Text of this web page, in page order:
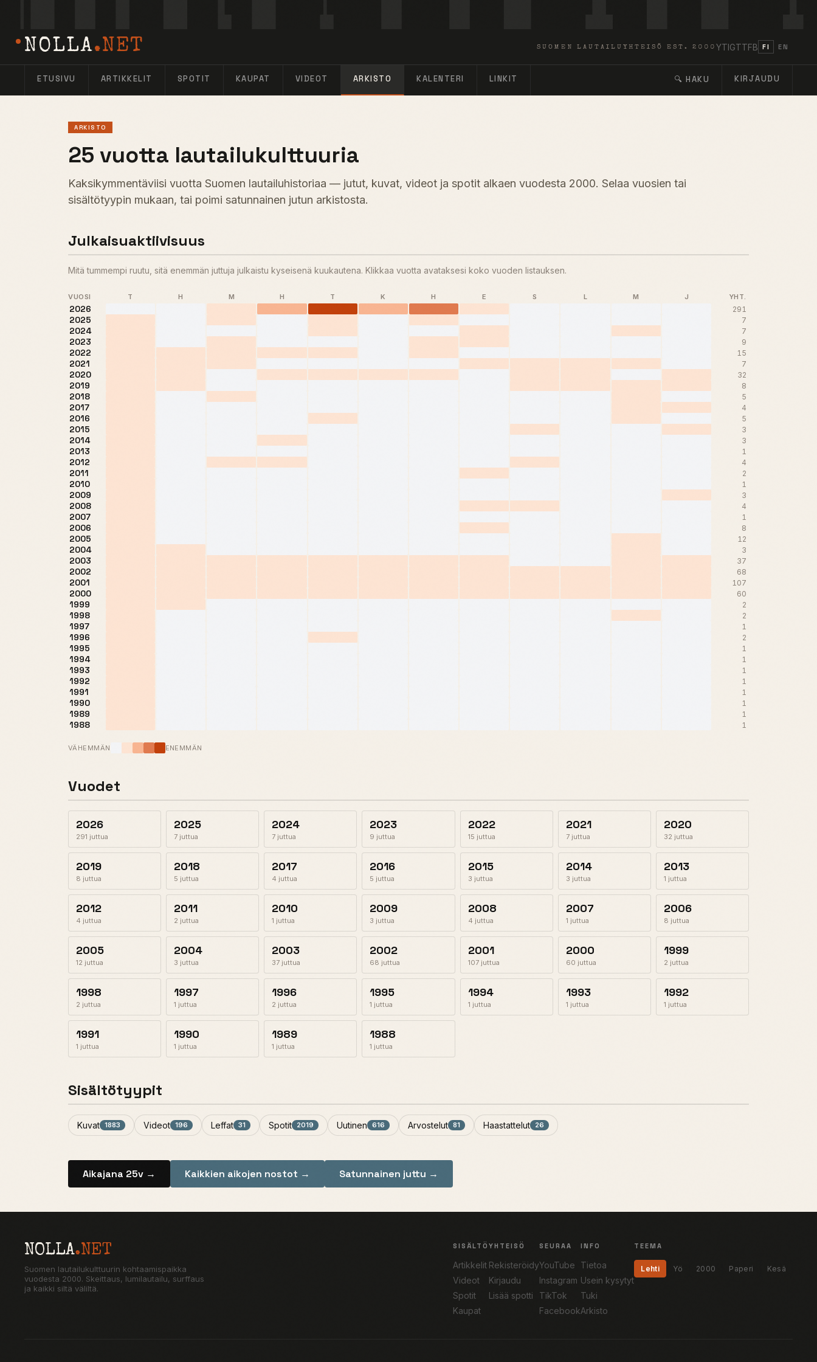
NOLLA.NET SUOMEN LAUTAILUYHTEISÖ EST. 2000 YTIGTTFB FI EN
ETUSIVU ARTIKKELIT SPOTIT KAUPAT VIDEOT ARKISTO KALENTERI LINKIT 🔍 HAKU KIRJAUDU
ARKISTO
25 vuotta lautailukulttuuria
Kaksikymmentäviisi vuotta Suomen lautailuhistoriaa — jutut, kuvat, videot ja spotit alkaen vuodesta 2000. Selaa vuosien tai
sisältötyypin mukaan, tai poimi satunnainen jutun arkistosta.
Julkaisuaktiivisuus
Mitä tummempi ruutu, sitä enemmän juttuja julkaistu kyseisenä kuukautena. Klikkaa vuotta avataksesi koko vuoden listauksen.
VUOSI T H M H T K H E S L M J YHT.
2026 291
2025 7
2024 7
2023 9
2022 15
2021 7
2020 32
2019 8
2018 5
2017 4
2016 5
2015 3
2014 3
2013 1
2012 4
2011 2
2010 1
2009 3
2008 4
2007 1
2006 8
2005 12
2004 3
2003 37
2002 68
2001 107
2000 60
1999 2
1998 2
1997 1
1996 2
1995 1
1994 1
1993 1
1992 1
1991 1
1990 1
1989 1
1988 1
VÄHEMMÄN ENEMMÄN
Vuodet
2026
291 juttua
2025
7 juttua
2024
7 juttua
2023
9 juttua
2022
15 juttua
2021
7 juttua
2020
32 juttua
2019
8 juttua
2018
5 juttua
2017
4 juttua
2016
5 juttua
2015
3 juttua
2014
3 juttua
2013
1 juttua
2012
4 juttua
2011
2 juttua
2010
1 juttua
2009
3 juttua
2008
4 juttua
2007
1 juttua
2006
8 juttua
2005
12 juttua
2004
3 juttua
2003
37 juttua
2002
68 juttua
2001
107 juttua
2000
60 juttua
1999
2 juttua
1998
2 juttua
1997
1 juttua
1996
2 juttua
1995
1 juttua
1994
1 juttua
1993
1 juttua
1992
1 juttua
1991
1 juttua
1990
1 juttua
1989
1 juttua
1988
1 juttua
Sisältötyypit
Kuvat 1883 Videot 196 Leffat 31 Spotit 2019 Uutinen 616 Arvostelut 81 Haastattelut 26
Aikajana 25v → Kaikkien aikojen nostot → Satunnainen juttu →
NOLLA.NET
Suomen lautailukulttuurin kohtaamispaikka
vuodesta 2000. Skeittaus, lumilautailu, surffaus
ja kaikki siltä väliltä.
SISÄLTÖ
Artikkelit
Videot
Spotit
Kaupat
YHTEISÖ
Rekisteröidy
Kirjaudu
Lisää spotti
SEURAA
YouTube
Instagram
TikTok
Facebook
INFO
Tietoa
Usein kysytyt
Tuki
Arkisto
TEEMA
Lehti Yö 2000 Paperi Kesä